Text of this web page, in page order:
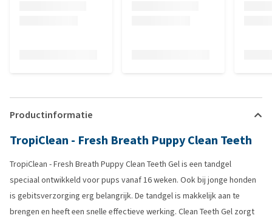
Productinformatie
TropiClean - Fresh Breath Puppy Clean Teeth
TropiClean - Fresh Breath Puppy Clean Teeth Gel is een tandgel
speciaal ontwikkeld voor pups vanaf 16 weken. Ook bij jonge honden
is gebitsverzorging erg belangrijk. De tandgel is makkelijk aan te
brengen en heeft een snelle effectieve werking. Clean Teeth Gel zorgt